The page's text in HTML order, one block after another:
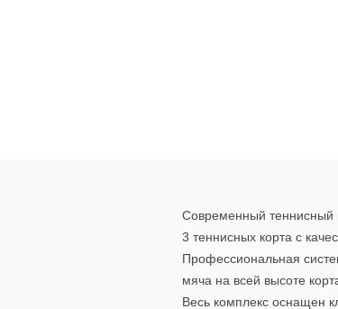
Современный
3 теннисных корта с
Профессиональная
мяча на всей высоте
Весь комплекс оснащен